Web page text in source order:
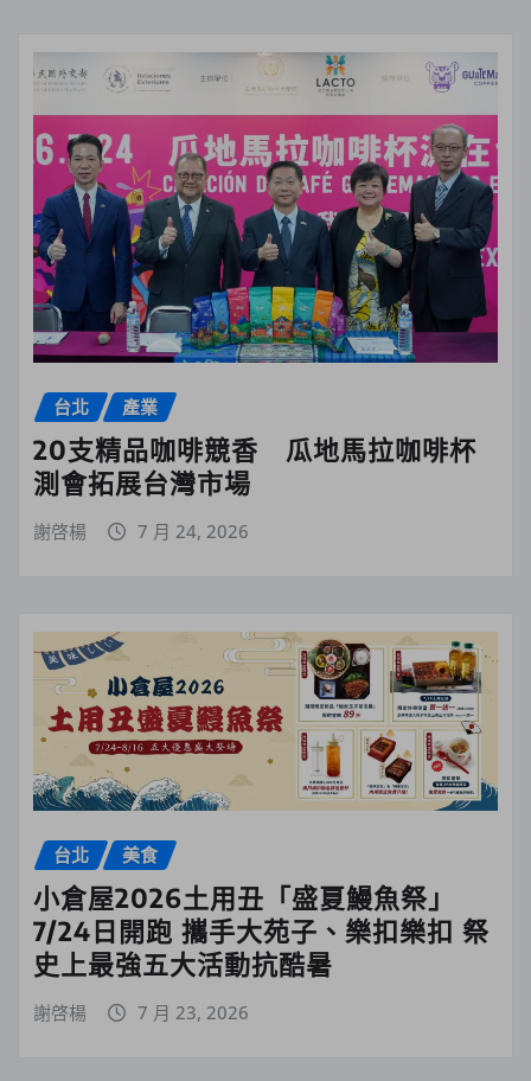
台北 產業
20支精品咖啡競香 瓜地馬拉咖啡杯
測會拓展台灣市場
謝啓楊 7 月 24, 2026
台北 美食
小倉屋2026土用丑「盛夏鰻魚祭」
7/24日開跑 攜手大苑子、樂扣樂扣 祭
史上最強五大活動抗酷暑
謝啓楊 7 月 23, 2026